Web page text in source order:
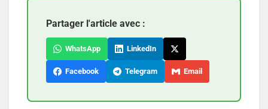
Partager l'article avec :
WhatsApp LinkedIn
Facebook Telegram Email